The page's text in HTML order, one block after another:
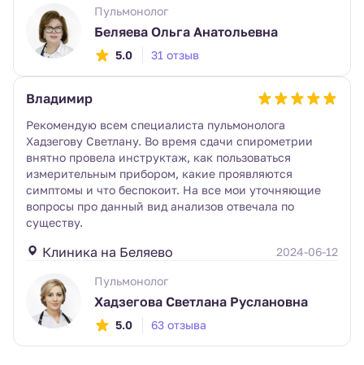
Пульмонолог
Беляева Ольга Анатольевна
5.0 31 отзыв
Владимир
Рекомендую всем специалиста пульмонолога
Хадзегову Светлану. Во время сдачи спирометрии
внятно провела инструктаж, как пользоваться
измерительным прибором, какие проявляются
симптомы и что беспокоит. На все мои уточняющие
вопросы про данный вид анализов отвечала по
существу.
Клиника на Беляево 2024-06-12
Пульмонолог
Хадзегова Светлана Руслановна
5.0 63 отзыва